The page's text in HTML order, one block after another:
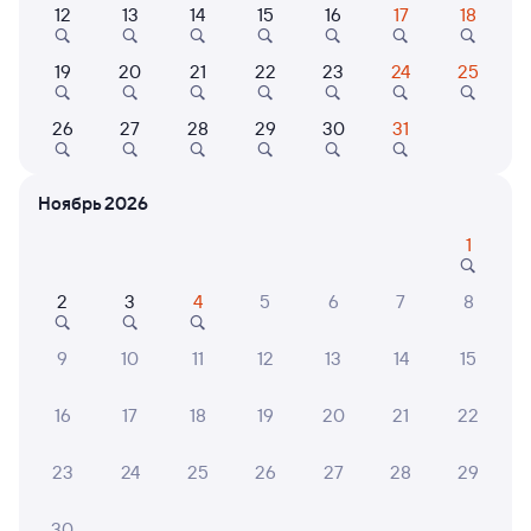
Выберите дату
Найдём билет на поезд за вас
7,4
12 13 14 15 16 17 18
19 20 21 22 23 24 25
26 27 28 29 30 31
Ноябрь 2026
1
2 3 4 5 6 7 8
9 10 11 12 13 14 15
16 17 18 19 20 21 22
23 24 25 26 27 28 29